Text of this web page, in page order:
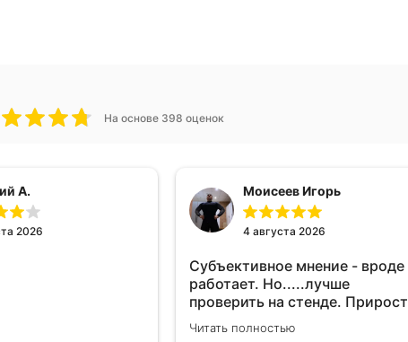
На основе 398 оценок
А.
2026
Моисеев Игорь
4 августа 2026
Субъективное мнение - вроде
работает. Но.....лучше
проверить на стенде. Прирост
10-12% "на глаз" уловить очень
сложно. Покатаюсь, потом
Читать полностью